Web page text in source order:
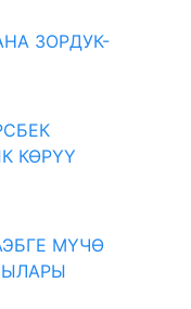
ЗОРДУК-
КӨРҮҮ
МҮЧӨ